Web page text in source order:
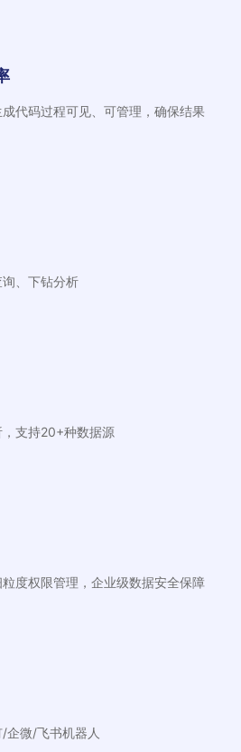
代码过程可见、可管理，确保结果
、下钻分析
支持20+种数据源
度权限管理，企业级数据安全保障
企微/飞书机器人